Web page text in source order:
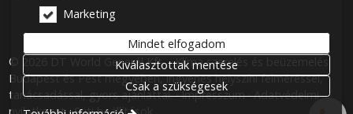
© 2026 DT World Generál Kft. - Klíma szerelés és beüzemelés
Budapest és Pest megyében, ingyenes helyszíni felméréssel,
tanácsadással, gyors ajánlattal. Impresszum Adatvédelmi
Marketing
Mindet elfogadom
Kiválasztottak mentése
Csak a szükségesek